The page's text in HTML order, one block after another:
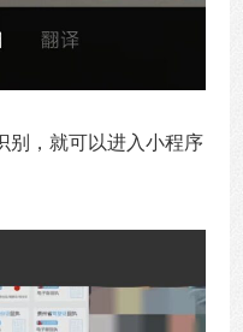
别，就可以进入小程序